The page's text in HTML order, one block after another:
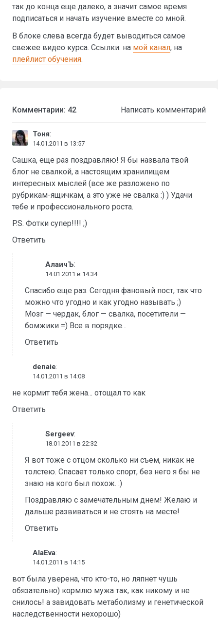
так до конца еще далеко, а значит самое время
подписаться и начать изучение вместе со мной.
В блоке слева всегда будет выводиться самое
свежее видео курса. Ссылки: на мой канал, на
плейлист обучения.
Комментарии: 42 Написать комментарий
Тоня:
14.01.2011 в 13:57
Сашка, еще раз поздравляю! Я бы назвала твой
блог не свалкой, а настоящим хранилищем
интересных мыслей (все же разложено по
рубрикам-ящичкам, а это уже не свалка :) ) Удачи
тебе и профессионального роста.
P.S. Фотки супер!!!! ;)
Ответить
АлаичЪ:
14.01.2011 в 14:34
Спасибо еще раз. Сегодня фановый пост, так что
можно что угодно и как угодно называть ;)
Мозг — чердак, блог — свалка, посетители —
бомжики =) Все в порядке...
Ответить
denaie:
14.01.2011 в 14:08
не кормит тебя жена... отощал то как
Ответить
Sergeev:
18.01.2011 в 22:32
Я вот тоже с отцом сколько ни съем, никак не
толстею. Спасает только спорт, без него я бы не
знаю на кого был похож. :)
Поздравляю с замечательным днем! Желаю и
дальше развиваться и не стоять на месте!
Ответить
AlaEva:
14.01.2011 в 14:15
вот была уверена, что кто-то, но ляпнет чушь
обязательно) кормлю мужа так, как никому и не
снилось! а завидовать метаболизму и генетической
наследственности нехорошо)